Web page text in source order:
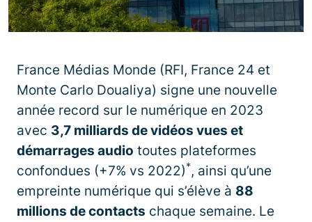
France Médias Monde (RFI, France 24 et
Monte Carlo Doualiya) signe une nouvelle
année record sur le numérique en 2023
avec 3,7 milliards de vidéos vues et
démarrages audio toutes plateformes
confondues (+7% vs 2022)*, ainsi qu’une
empreinte numérique qui s’élève à 88
millions de contacts chaque semaine. Le